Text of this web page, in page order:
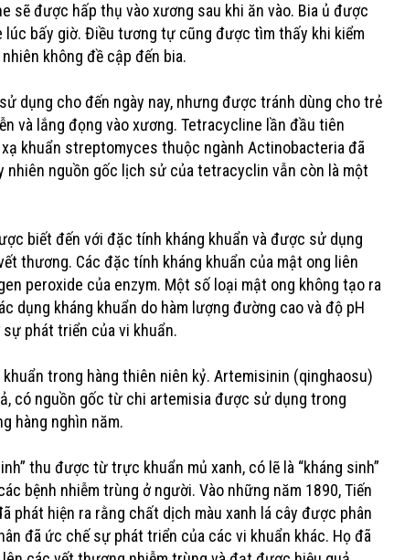
sẽ được hấp thụ vào xương sau khi ăn vào. Bia ủ được
bấy giờ. Điều tương tự cũng được tìm thấy khi kiểm
không đề cập đến bia.
dụng cho đến ngày nay, nhưng được tránh dùng cho trẻ
và lắng đọng vào xương. Tetracycline lần đầu tiên
khuẩn streptomyces thuộc ngành Actinobacteria đã
nhiên nguồn gốc lịch sử của tetracyclin vẫn còn là một
biết đến với đặc tính kháng khuẩn và được sử dụng
thương. Các đặc tính kháng khuẩn của mật ong liên
peroxide của enzym. Một số loại mật ong không tạo ra
dụng kháng khuẩn do hàm lượng đường cao và độ pH
phát triển của vi khuẩn.
trong hàng thiên niên kỷ. Artemisinin (qinghaosu)
có nguồn gốc từ chi artemisia được sử dụng trong
hàng nghìn năm.
thu được từ trực khuẩn mủ xanh, có lẽ là “kháng sinh”
bệnh nhiễm trùng ở người. Vào những năm 1890, Tiến
phát hiện ra rằng chất dịch màu xanh lá cây được phân
đã ức chế sự phát triển của các vi khuẩn khác. Họ đã